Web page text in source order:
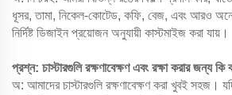
ধূসর, তামা, নিকেল-কোটেড, কফি, বেজ, এবং আরও
নির্দিষ্ট ডিজাইন প্রয়োজন অনুযায়ী কাস্টমাইজ করা যায়।
প্রশ্ন: চাস্টারগুলি রক্ষণাবেক্ষণ এবং রক্ষা করার জন্য
অ: আমাদের চাস্টারগুলি রক্ষণাবেক্ষণ করা খুবই সহজ।